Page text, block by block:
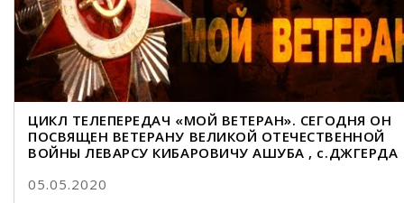
ЦИКЛ ТЕЛЕПЕРЕДАЧ «МОЙ ВЕТЕРАН». СЕГОДНЯ ОН
ПОСВЯЩЕН ВЕТЕРАНУ ВЕЛИКОЙ ОТЕЧЕСТВЕННОЙ
ВОЙНЫ ЛЕВАРСУ КИБАРОВИЧУ АШУБА , с.ДЖГЕРДА
05.05.2020